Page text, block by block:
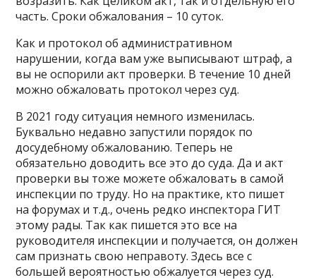
часть. Сроки обжалования – 10 суток.
Как и протокол об административном
нарушении, когда вам уже выписывают штраф, а
вы не оспорили акт проверки. В течение 10 дней
можно обжаловать протокол через суд.
В 2021 году ситуация немного изменилась.
Буквально недавно запустили порядок по
досудебному обжалованию. Теперь не
обязательно доводить все это до суда. Да и акт
проверки вы тоже можете обжаловать в самой
инспекции по труду. Но на практике, кто пишет
на форумах и т.д., очень редко инспектора ГИТ
этому рады. Так как пишется это все на
руководителя инспекции и получается, он должен
сам признать свою неправоту. Здесь все с
большей вероятностью обжалуется через суд.